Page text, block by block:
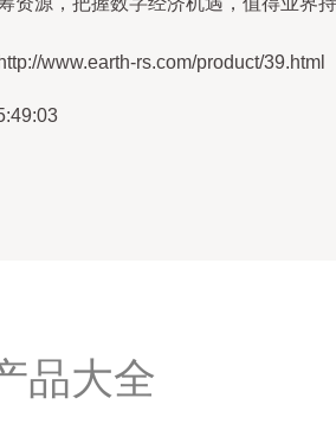
www.earth-rs.com/product/39.html
品大全